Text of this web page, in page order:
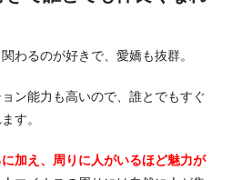
わるのが好きで、愛嬌も抜群。
ン能力も高いので、誰とでもすぐ
す。
加え、周りに人がいるほど魅力が